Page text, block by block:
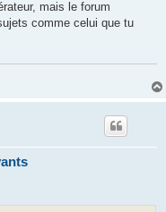
mais le forum
comme celui que tu